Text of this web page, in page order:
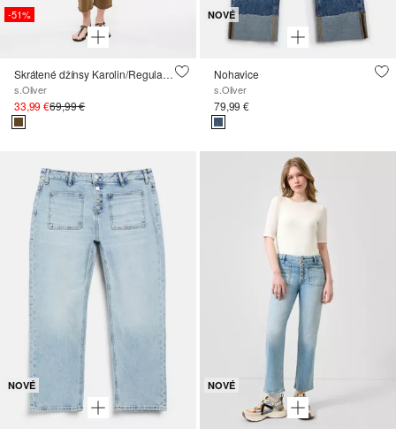
-51%
Skrátené džínsy Karolin/Regular Fit/Mid Rise/rovné nohavice
s.Oliver
33,99 €69,99 €
NOVÉ
Nohavice
s.Oliver
79,99 €
NOVÉ NOVÉ